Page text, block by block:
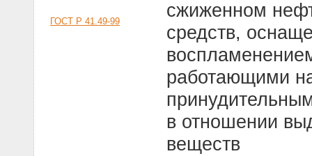
ГОСТ Р 41.49-99
сжиженном
средств,
работающими
в отношении
веществ